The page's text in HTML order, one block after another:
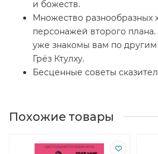
и божеств.
Множество разнообразных
персонажей второго
уже знакомы вам по
Грёз Ктулху.
Бесценные советы
Похожие товары